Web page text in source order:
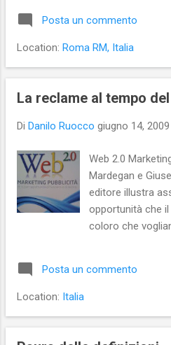
Posta un commento
Location: Roma RM, Italia
La reclame al tempo
Di Danilo Ruocco giugno 14, 2009
Web 2.0
Mardegan e
editore illustra
opportunità che
coloro che
(è, infatti, a tale
partire, appunto,
Posta un commento
Location: Italia